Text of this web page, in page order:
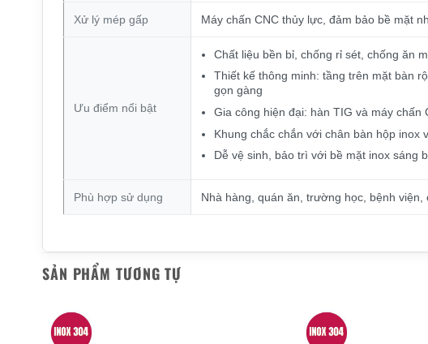
Xử lý mép gấp Máy chấn CNC thủy lực, đảm bảo bề mặt
Ưu điểm nổi bật
Chất liệu bền bỉ, chống rỉ sét, chống ăn
Thiết kế thông minh: tầng trên mặt bàn
gọn gàng
Gia công hiện đại: hàn TIG và máy chấn
Khung chắc chắn với chân bàn hộp inox
Dễ vệ sinh, bảo trì với bề mặt inox sáng
Phù hợp sử dụng Nhà hàng, quán ăn, trường học, bệnh viện,
SẢN PHẨM TƯƠNG TỰ